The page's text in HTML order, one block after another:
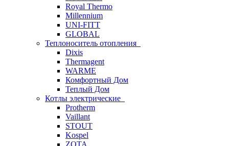
Royal Thermo
Millennium
UNI-FITT
GLOBAL
Теплоноситель отопления
Dixis
Thermagent
WARME
Комфортный Дом
Теплый Дом
Котлы электрические
Protherm
Vaillant
STOUT
Kospel
ZOTA